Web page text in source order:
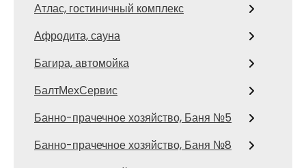
Атлас, гостиничный комплекс
Афродита, сауна
Багира, автомойка
БалтМехСервис
Банно-прачечное хозяйство, Баня №5
Банно-прачечное хозяйство, Баня №8